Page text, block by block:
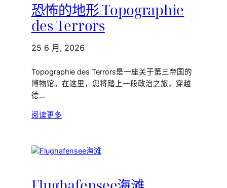
恐怖的地形 Topographie
des Terrors
25 6 月, 2026
Topographie des Terrors是一座关于第三帝国的
博物馆。在这里，您将踏上一段政治之旅，穿越
德…
阅读更多